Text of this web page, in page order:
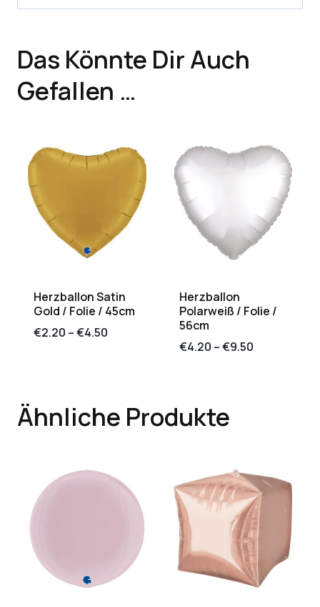
Das Könnte Dir Auch
Gefallen …
Herzballon Satin
Gold / Folie / 45cm
€2.20 –€4.50
Herzballon
Polarweiß / Folie /
56cm
€4.20 –€9.50
Ähnliche Produkte